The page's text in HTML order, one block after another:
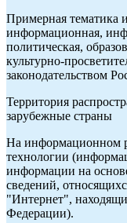
Примерная тематика
информационная,
политическая,
культурно-
законодательством
Территория
зарубежные страны
На информационном
технологии
информации на
сведений,
"Интернет",
Федерации).